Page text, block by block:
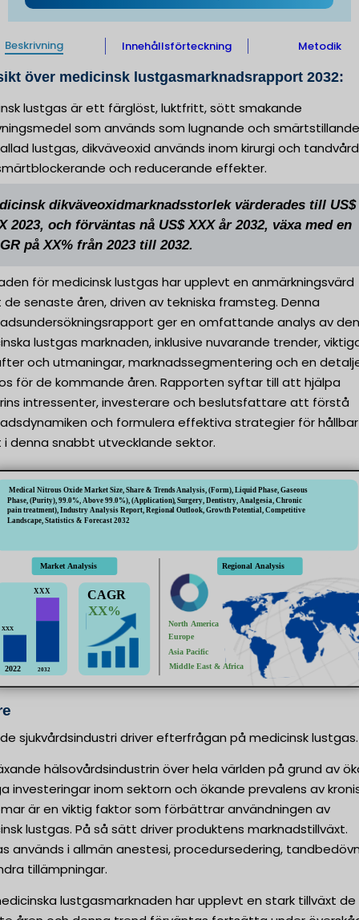
Beskrivning Innehållsförteckning Metodik
över medicinsk lustgasmarknadsrapport 2032:
lustgas är ett färglöst, luktfritt, sött smakande
som används som lugnande och
lustgas, dikväveoxid används inom kirurgi och
och reducerande effekter.
dikväveoxidmarknadsstorlek värderades till US$
2023, och förväntas nå US$ XXX år 2032, växa med en
på XX% från 2023 till 2032.
för medicinsk lustgas har upplevt en anmärkningsvärd
de senaste åren, driven av tekniska framsteg. Denna
ger en omfattande analys av den
lustgas marknaden, inklusive nuvarande trender,
och utmaningar, marknadssegmentering och en
för de kommande åren. Rapporten syftar till att hjälpa
intressenter, investerare och beslutsfattare att förstå
och formulera effektiva strategier för hållbar
i denna snabbt utvecklande sektor.
sjukvårdsindustri driver efterfrågan på medicinsk lustgas.
hälsovårdsindustrin över hela världen på grund av
investeringar inom sektorn och ökande prevalens av
är en viktig faktor som förbättrar användningen av
lustgas. På så sätt driver produktens marknadstillväxt.
används i allmän anestesi, procedursedering,
tillämpningar.
lustgasmarknaden har upplevt en stark tillväxt de